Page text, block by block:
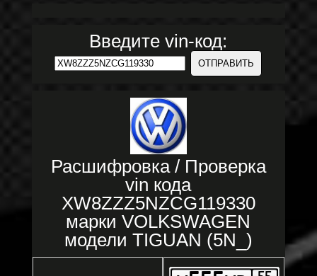
Введите vin-код:
Расшифровка / Проверка
vin кода
XW8ZZZ5NZCG119330
марки VOLKSWAGEN
модели TIGUAN (5N_)